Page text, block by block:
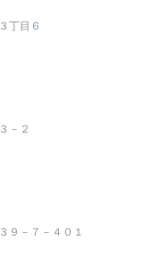
丁目６
－２
９－７－４０１